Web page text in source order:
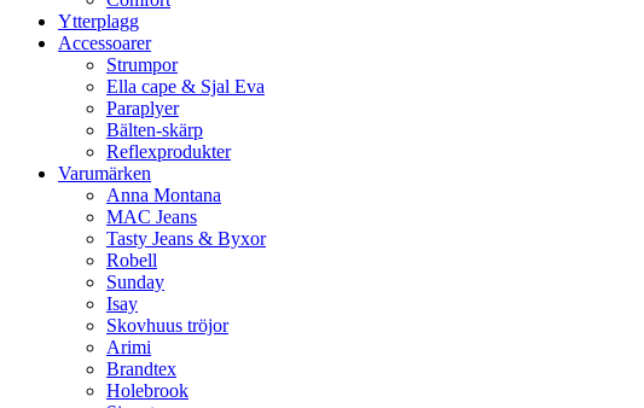
Ytterplagg
Accessoarer
Strumpor
Ella cape & Sjal Eva
Paraplyer
Bälten-skärp
Reflexprodukter
Varumärken
Anna Montana
MAC Jeans
Tasty Jeans & Byxor
Robell
Sunday
Isay
Skovhuus tröjor
Arimi
Brandtex
Holebrook